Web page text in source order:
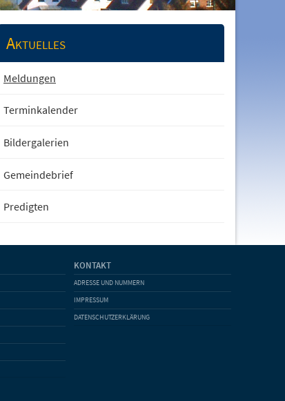
Aktuelles
Meldungen
Terminkalender
Bildergalerien
Gemeindebrief
Predigten
KONTAKT
ADRESSE UND NUMMERN
IMPRESSUM
DATENSCHUTZERKLÄRUNG